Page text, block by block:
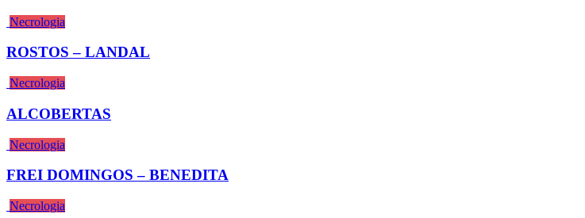
Necrologia
ROSTOS – LANDAL
Necrologia
ALCOBERTAS
Necrologia
FREI DOMINGOS – BENEDITA
Necrologia